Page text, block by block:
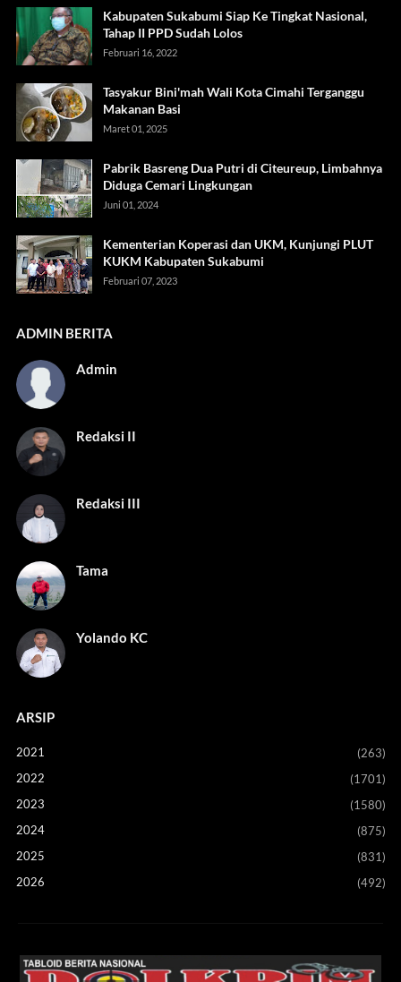
Kabupaten Sukabumi Siap Ke Tingkat Nasional,
Tahap II PPD Sudah Lolos
Februari 16, 2022
Tasyakur Bini'mah Wali Kota Cimahi Terganggu
Makanan Basi
Maret 01, 2025
Pabrik Basreng Dua Putri di Citeureup, Limbahnya
Diduga Cemari Lingkungan
Juni 01, 2024
Kementerian Koperasi dan UKM, Kunjungi PLUT
KUKM Kabupaten Sukabumi
Februari 07, 2023
ADMIN BERITA
Admin
Redaksi II
Redaksi III
Tama
Yolando KC
ARSIP
2021
(263)
2022
(1701)
2023
(1580)
2024
(875)
2025
(831)
2026
(492)